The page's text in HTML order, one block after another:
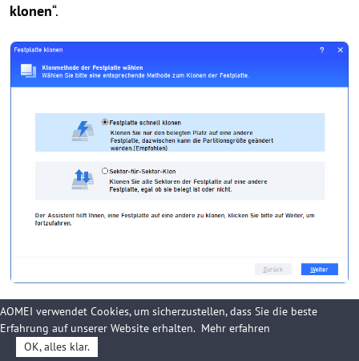
klonen“.
Schritt 3. Wählen Sie die Windows 11-Festplatte als
Quellfestplatte und klicken Sie auf „
AOMEI verwendet Cookies, um sicherzustellen, dass Sie die beste
Erfahrung auf unserer Website erhalten. Mehr erfahren
OK, alles klar.